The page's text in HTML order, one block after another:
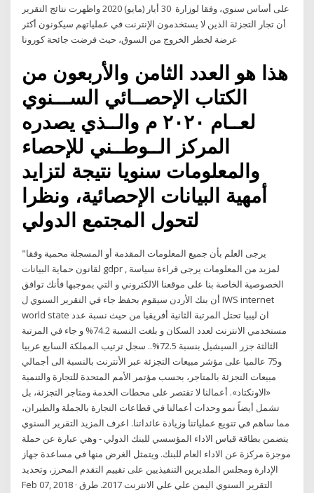
على أساس سنوي، وفقا لوزارة 30 أيار (مايو) 2020 واظهرت نتائج التقرير
أن تجار التجزئة الذين لا يستخدمون الإنترنت في عملياتهم سيكونون أكثر
هذا هو العدد الثامن والأربعون من
الكتاب الإحصــائي الســـنوي
لعــام ٢٠٢٠ م والــذي يصدره
المركز الــوطــني للإحصاء
والمعلومات سنويا نتيجة لتزايد
أمهية البيانات الإحصائية، ونظرا
لتحول المجتمع الدولي
"يرجى العلم بأن جميع المعلومات المقدمة أو المسجلة محمية وفقا
لقانون حماية البيانات gdpr , لمزيد من المعلومات يرجى قراءة سياسة
الخصوصية الخاصة بنا على موقعنا الالكتروني و التي بموجبها فأنك توافق
أن بنك الأردن سيقوم بحفظ جاء في التقرير السنوي ل IWS internet
world state ان ليبيا تحتل المرتبة الثانية أفريقيا من حيث نسبة عدد
مستخدمي الانترنت لعدد السكان و بلغت النسبة 74.2% و جاء في المرتبة
الثالثة جزر السيشيل بنسبة 72.5%.. سجل ترتيب المملكة السابع عربيا
و75 عالميا على مؤشر مبيعات التجزئة عبر الأنترنت بالنسبة الى أجمالي
مبيعات التجزئة بالمتاجر، بحسب مؤتمر الأمم المتحدة للتجارة والتنمية
«الاونكتاد». أعمالنا لا تقتصر على محطات الخدمة ومتاجر التجزئة، بل
تشمل أيضاً نمو وحدات أعمالنا في قطاعات التجارة بالجملة والطيران،
مما ساهم في تنويع عملياتنا وزيادة عائداتنا. اعرف المزيد التقرير السنوي
يتضمن بطاقة قياس الاداء المؤسسي للبنك الدولي - وهي عبارة عن حملة
موجزة مركزة عن الاداء العام للبنك. ويتمثل الغرض منها في مساعدة جهاز
الإدارة ومجلس الملديرين التنفيذيين على تقييم التقدم المحرز، وتحديد
Feb 07, 2018 · التقرير السنوي اليمن علي علي الانترنت 2017. طرق